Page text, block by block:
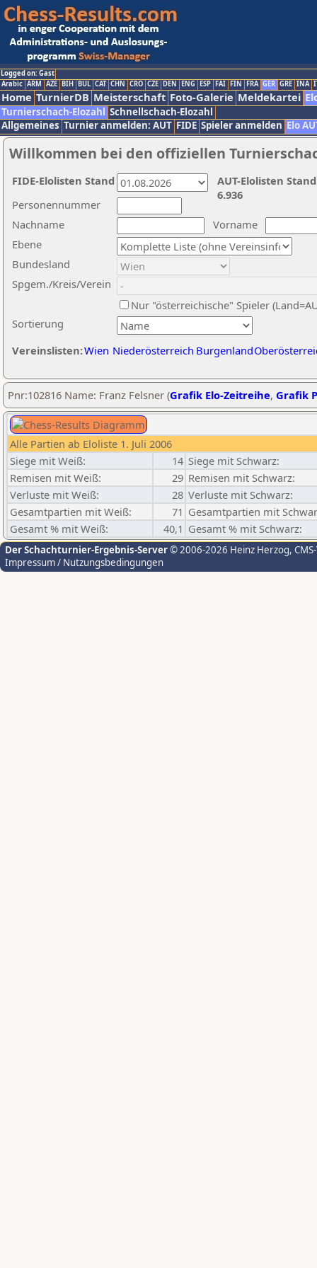
Logged on: Gast
Arabic ARM AZE BIH BUL CAT CHN CRO CZE DEN ENG ESP FAI FIN FRA GER GRE INA
Home TurnierDB Meisterschaft Foto-Galerie Meldekartei
Turnierschach-Elozahl Schnellschach-Elozahl
Allgemeines Turnier anmelden: AUT FIDE Spieler anmelden Elo
Willkommen bei den offiziellen
Nachname
Vorname
Ebene
Sortierung
Personennummer
Bundesland
Spgem./Kreis/Verein
Nur "österreichische" Spieler
Vereinslisten:Wien Niederösterreich Burgenland
AUT-Elolisten
6.936
FIDE-Elolisten Stand
Pnr:102816 Name: Franz Felsner (Grafik Elo-Zeitreihe, Grafik
Alle Partien ab Eloliste 1. Juli 2006
Siege mit Weiß:
14 Siege mit Schwarz:
Remisen mit Weiß:
29 Remisen mit Schwarz:
Verluste mit Weiß:
28 Verluste mit Schwarz:
Gesamtpartien mit Weiß:
71 Gesamtpartien mit
Gesamt % mit Weiß:
40,1 Gesamt % mit Schwarz:
Der Schachturnier-Ergebnis-Server© 2006-2026 Heinz Herzog,
Impressum / Nutzungsbedingungen